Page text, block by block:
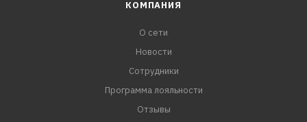
КОМПАНИЯ
О сети
Новости
Сотрудники
Программа лояльности
Отзывы